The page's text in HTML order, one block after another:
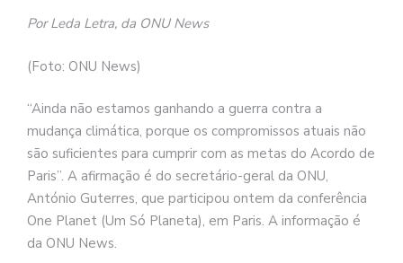
Por Leda Letra, da ONU News
(Foto: ONU News)
“Ainda não estamos ganhando a guerra contra a
mudança climática, porque os compromissos atuais não
são suficientes para cumprir com as metas do Acordo de
Paris”. A afirmação é do secretário-geral da ONU,
António Guterres, que participou ontem da conferência
One Planet (Um Só Planeta), em Paris. A informação é
da ONU News.